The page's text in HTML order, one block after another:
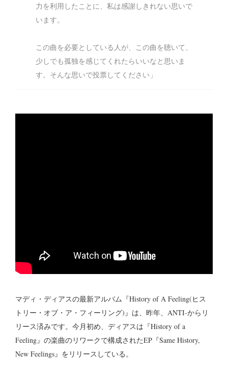
力を利用したことに、私は感謝しきれない思いで
います。
この曲を必要としている人が、この曲を聴いて、
少しでも孤独を感じてくれたらいいなと思いま
す。そんな思いで投票してください」
マディ・ディアスの最新アルバム『History of A Feeling(ヒス
トリー・オブ・ア・フィーリング)』は、昨年、ANTI-からリ
リース済みです。今月初め、ディアスは『History of a
Feeling』の楽曲のリワークで構成されたEP『Same History,
New Feelings』をリリースしている。